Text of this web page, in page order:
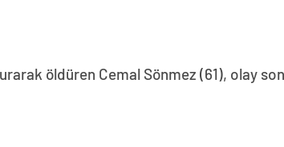
öldüren Cemal Sönmez (61), olay